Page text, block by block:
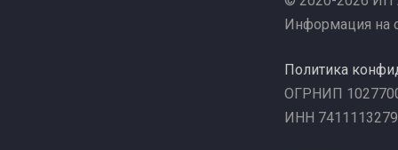
Информация на
Политика
ОГРНИП
ИНН